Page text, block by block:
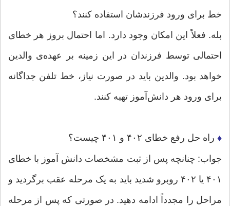
خط برای ورود فرزندشان استفاده کنند؟
بله. فعلاً این امکان وجود دارد. اما احتمال بروز هر خطای
احتمالی توسط فرزندان در این زمینه بر عهده‌ی والدین
خواهد بود. والدین باید در صورت نیاز، خط تلفن جداگانه
برای ورود هر دانش‌آموز تهیه کنند.
♦ راه حل رفع خطای ۴۰۲ و ۴۰۱ چیست؟
جواب: چنانچه پس از ثبت مشخصات دانش آموز با خطای
۴۰۱ یا ۴۰۲ روبرو شدید باید به یک مرحله عقب برگردید و
مراحل را مجدداً ادامه دهید. در صورتی که پس از مرحله